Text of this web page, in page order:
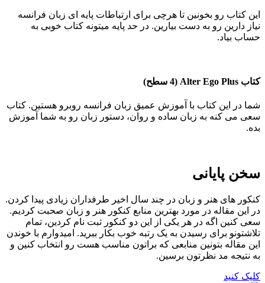
این کتاب رو بخونین تا هرچی برای ارتباطات پایه‌ ای زبان فرانسه
نیاز دارین رو به دست بیارین. در حد پایه میتونه کتاب خوبی به
حساب بیاد.
کتاب Alter Ego Plus (4 سطح)
شما در این کتاب با آموزش عمیق زبان فرانسه روبرو هستین. کتاب
سعی می کنه به زبان ساده و روان، دستور زبان رو به شما آموزش
بده.
سخن پایانی
کنکور های هنر و زبان در چند سال اخیر طرفداران زیادی پیدا کردن.
در این مقاله در مورد بهترین منابع کنکور هنر و زبان صحبت کردیم.
سعی کنین اگه در هر یکی از این دو کنکور ثبت نام کردین، تمام
تلاشتونو برای رسیدن به یک رتبه خوب بکار ببرید. امیدوارم با خوندن
این مقاله بتونین منابعی که براتون مناسب هست رو انتخاب کنین و
به نتیجه مد نظرتون برسین.
کلیک کنید